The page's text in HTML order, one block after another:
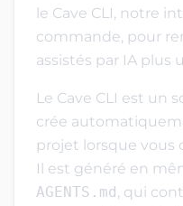
le Cave CLI, notre
commande, pour
assistés par IA plus
Le Cave CLI est un
crée
projet lorsque vous
Il est généré en
AGENTS.md , qui